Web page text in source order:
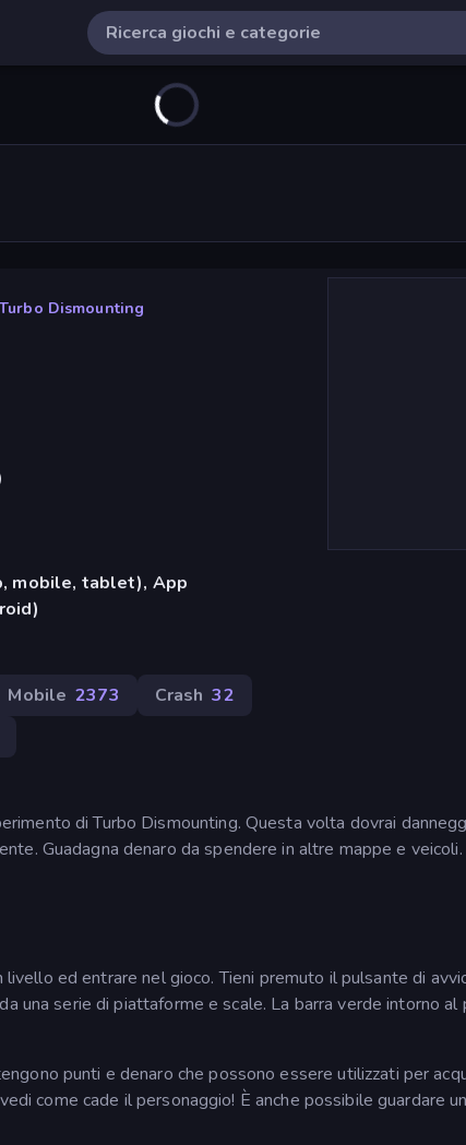
Turbo Dismounting
)
mobile, tablet), App
Mobile 2373 Crash 32
di Turbo Dismounting. Questa volta dovrai
Guadagna denaro da spendere in altre mappe e
livello ed entrare nel gioco. Tieni premuto il pulsante di
una serie di piattaforme e scale. La barra verde intorno al
punti e denaro che possono essere utilizzati per
come cade il personaggio! È anche possibile guardare